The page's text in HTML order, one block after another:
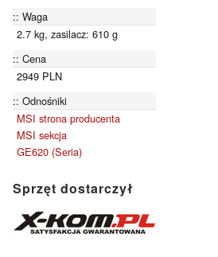
Waga
2.7 kg, zasilacz: 610 g
Cena
2949 PLN
Odnośniki
MSI strona producenta
MSI sekcja
GE620 (Seria)
Sprzęt dostarczył